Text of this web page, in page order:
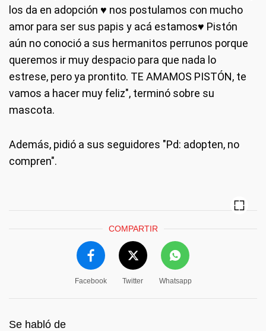
los da en adopción ♥ nos postulamos con mucho
amor para ser sus papis y acá estamos♥ Pistón
aún no conoció a sus hermanitos perrunos porque
queremos ir muy despacio para que nada lo
estrese, pero ya prontito. TE AMAMOS PISTÓN, te
vamos a hacer muy feliz", terminó sobre su
mascota.
Además, pidió a sus seguidores "Pd: adopten, no
compren".
COMPARTIR
Facebook Twitter Whatsapp
Se habló de